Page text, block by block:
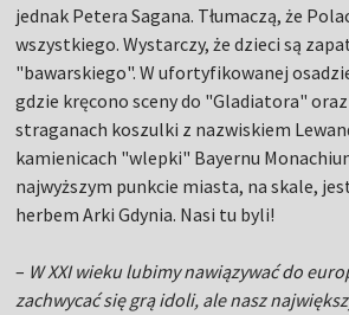
jednak Petera Sagana. Tłumaczą, że
wszystkiego. Wystarczy, że dzieci są
"bawarskiego". W ufortyfikowanej
gdzie kręcono sceny do "Gladiatora"
straganach koszulki z nazwiskiem
kamienicach "wlepki" Bayernu
najwyższym punkcie miasta, na skale,
herbem Arki Gdynia. Nasi tu byli!
– W XXI wieku lubimy nawiązywać do
zachwycać się grą idoli, ale nasz